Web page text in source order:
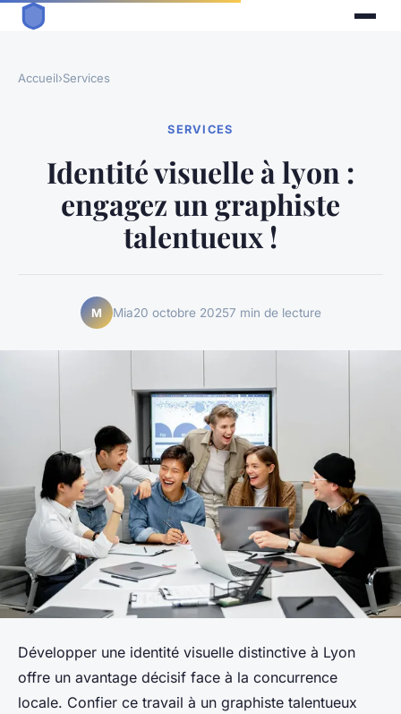
Accueil›Services
SERVICES
Identité visuelle à lyon :
engagez un graphiste
talentueux !
M Mia20 octobre 20257 min de lecture
Développer une identité visuelle distinctive à Lyon
offre un avantage décisif face à la concurrence
locale. Confier ce travail à un graphiste talentueux